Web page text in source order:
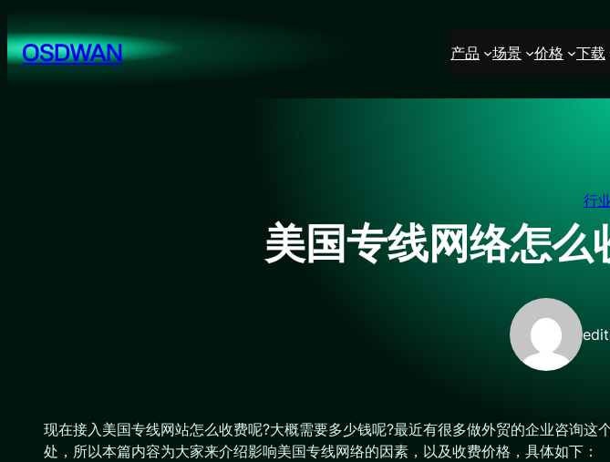
至
内OSDWAN 产品 场景 价格 下载
行
美国专线网络怎么
现在接入美国专线网站怎么收费呢?大概需要多少钱呢?最近有很多做外贸的企业咨询
处，所以本篇内容为大家来介绍影响美国专线网络的因素，以及收费价格，具体如下：